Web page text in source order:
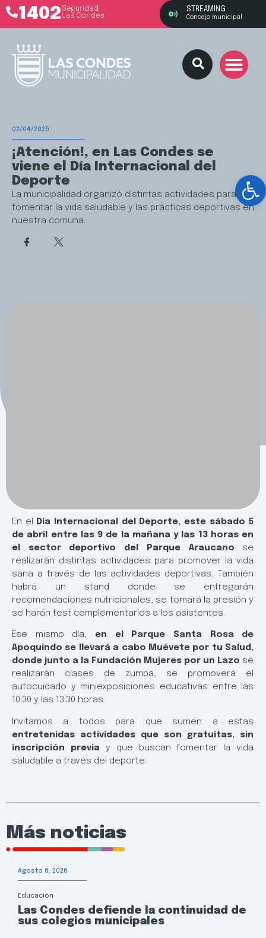
1402 Seguridad
Las Condes
STREAMING
Concejo municipal
02/04/2025
¡Atención!, en Las Condes se
viene el Día Internacional del
Deporte
La municipalidad organizó distintas actividades para
fomentar la vida saludable y las prácticas deportivas en
nuestra comuna.
En el
Día Internacional del Deporte, este sábado 5
de abril entre las 9 de la mañana y las 13 horas en
el sector deportivo del Parque Araucano se
realizarán distintas actividades para promover la vida
sana a través de las actividades deportivas. También
habrá un stand donde se entregarán
recomendaciones nutricionales, se tomará la presión y
se harán test complementarios a los asistentes.
Ese mismo día, en el Parque Santa Rosa de
Apoquindo se llevará a cabo Muévete por tu Salud,
donde junto a la Fundación Mujeres por un Lazo se
realizarán clases de zumba, se promoverá el
autocuidado y miniexposiciones educativas entre las
10:30 y las 13:30 horas.
Invitamos a todos para que sumen a estas
entretenidas actividades que son gratuitas, sin
inscripción previay que buscan fomentar la vida
saludable a través del deporte.
Más noticias
Agosto 6, 2026
Educación
Las Condes defiende la continuidad de
sus colegios municipales